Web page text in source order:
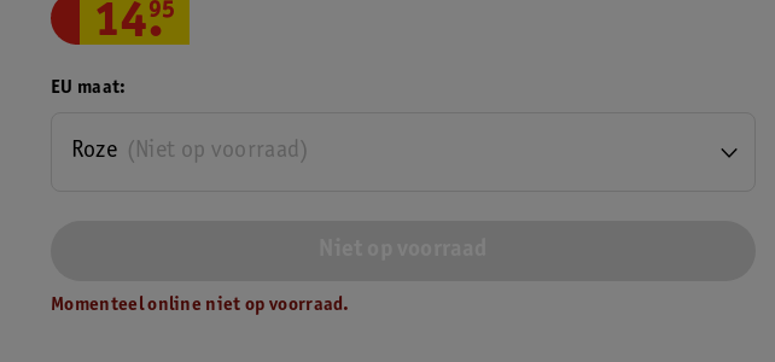
14.
95
EU maat
(Niet op voorraad)
Roze
Momenteel online niet op voorraad.